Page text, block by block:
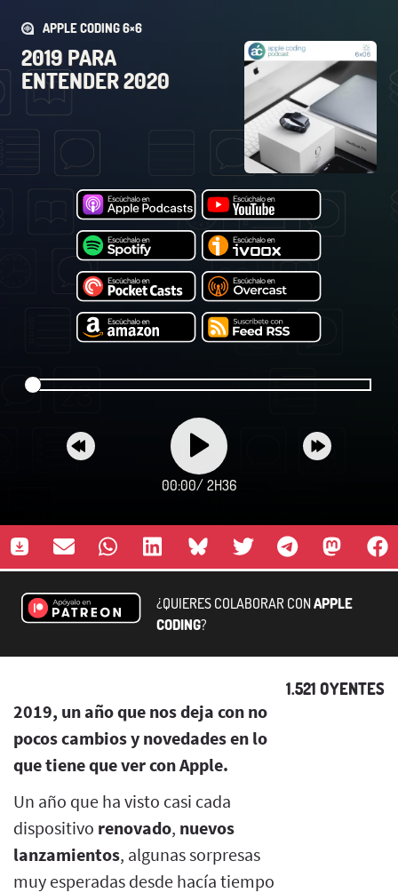
APPLE CODING 6×6
2019 PARA
ENTENDER 2020
00:00/ 2H36
¿QUIERES COLABORAR CONAPPLE
CODING?
1.521 OYENTES
2019, un año que nos deja con no
pocos cambios y novedades en lo
que tiene que ver con Apple.
Un año que ha visto casi cada
dispositivo renovado, nuevos
lanzamientos, algunas sorpresas
muy esperadas desde hacía tiempo